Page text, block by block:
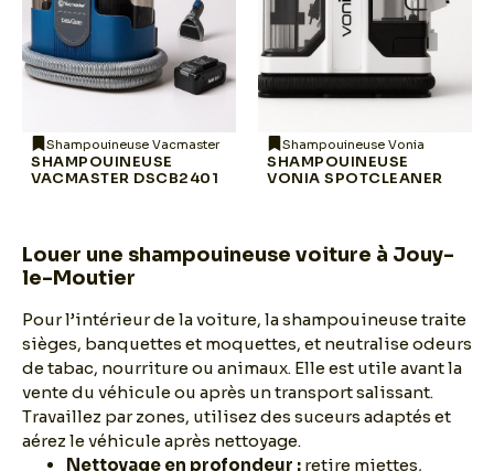
Shampouineuse Vacmaster
SHAMPOUINEUSE
VACMASTER DSCB2401
Shampouineuse Vonia
SHAMPOUINEUSE
VONIA SPOTCLEANER
Louer une shampouineuse voiture à Jouy-
le-Moutier
Pour l’intérieur de la voiture, la shampouineuse traite
sièges, banquettes et moquettes, et neutralise odeurs
de tabac, nourriture ou animaux. Elle est utile avant la
vente du véhicule ou après un transport salissant.
Travaillez par zones, utilisez des suceurs adaptés et
aérez le véhicule après nettoyage.
Nettoyage en profondeur : retire miettes,